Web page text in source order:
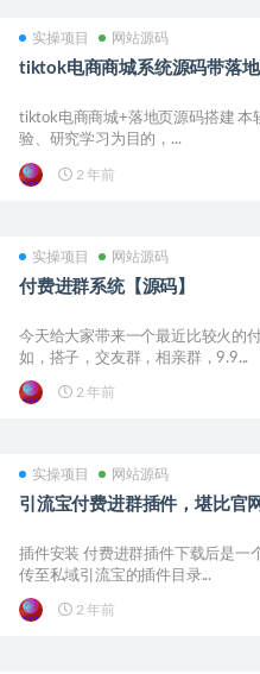
实操项目 网站源码
tiktok电商商城系统源码带落
tiktok电商商城+落地页源码搭建 本
验、研究学习为目的，...
2 年前
实操项目 网站源码
付费进群系统【源码】
今天给大家带来一个最近比较火的
如，搭子，交友群，相亲群，9.9...
2 年前
实操项目 网站源码
引流宝付费进群插件，堪比官
插件安装 付费进群插件下载后是一
传至私域引流宝的插件目录...
2 年前